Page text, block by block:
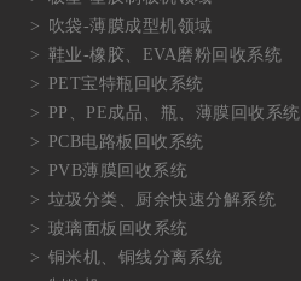
吹袋-薄膜成型机领域
鞋业-橡胶、EVA磨粉回收系统
PET宝特瓶回收系统
PP、PE成品、瓶、薄膜回收系统
PCB电路板回收系统
PVB薄膜回收系统
垃圾分类、厨余快速分解系统
玻璃面板回收系统
铜米机、铜线分离系统